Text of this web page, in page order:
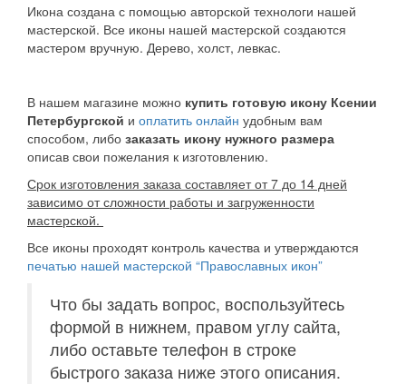
Икона создана с помощью авторской технологи нашей
мастерской. Все иконы нашей мастерской создаются
мастером вручную. Дерево, холст, левкас.
В нашем магазине можно купить готовую икону Ксении
Петербургской и оплатить онлайн удобным вам
способом, либо заказать икону нужного размера
описав свои пожелания к изготовлению.
Срок изготовления заказа составляет от 7 до 14 дней
зависимо от сложности работы и загруженности
мастерской.
Все иконы проходят контроль качества и утверждаются
печатью нашей мастерской “Православных икон”
Что бы задать вопрос, воспользуйтесь
формой в нижнем, правом углу сайта,
либо оставьте телефон в строке
быстрого заказа ниже этого описания.